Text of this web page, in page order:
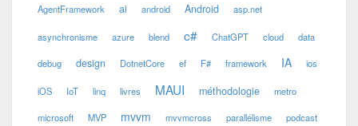
AgentFramework ai android Android asp.net
asynchronisme azure blend c# ChatGPT cloud data
debug design DotnetCore ef F# framework IA ios
iOS IoT linq livres MAUI méthodologie metro
microsoft MVP mvvm mvvmcross parallélisme podcast